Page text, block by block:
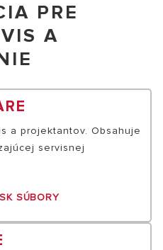
PRE
A
a projektantov. Obsahuje
servisnej
SÚBORY